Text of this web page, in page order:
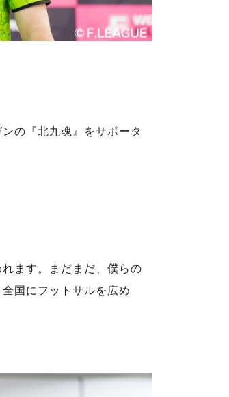
の『北九魂』をサポータ
ます。まだまだ、僕らの
国にフットサルを広め